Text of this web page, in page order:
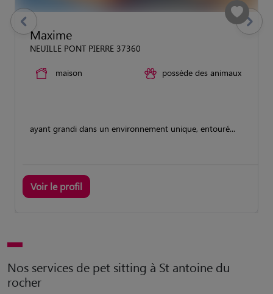
Maxime
NEUILLE PONT PIERRE 37360
maison possède des animaux
ayant grandi dans un environnement unique, entouré...
Voir le profil
previous Suivant
Nos services de pet sitting à St antoine du
rocher